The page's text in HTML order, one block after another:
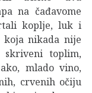
na čađavome
koplje, luk i
nikada nije
toplim,
mlado vino,
crvenih očiju